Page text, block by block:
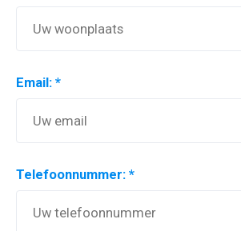
Email: *
Telefoonnummer: *